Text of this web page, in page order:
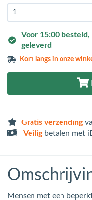
Voor 15:00
geleverd
Kom langs inonze
Gratis verzending
Veiligbetalen met
Mensen met een